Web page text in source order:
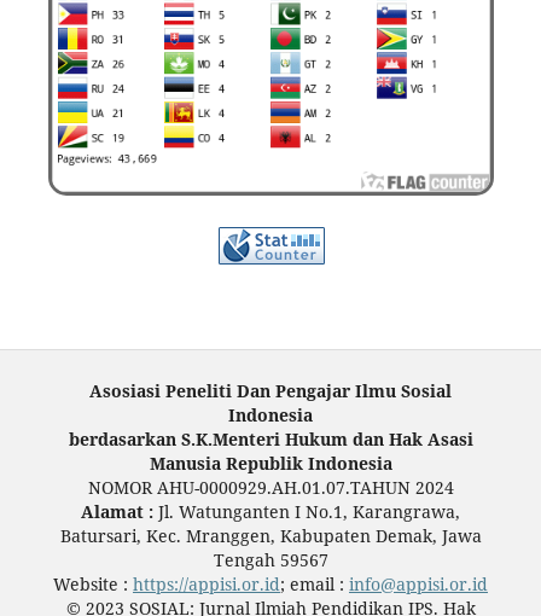
Asosiasi Peneliti Dan Pengajar Ilmu Sosial
Indonesia
berdasarkan S.K.Menteri Hukum dan Hak Asasi
Manusia Republik Indonesia
NOMOR AHU-0000929.AH.01.07.TAHUN 2024
Alamat : Jl. Watunganten I No.1, Karangrawa,
Batursari, Kec. Mranggen, Kabupaten Demak, Jawa
Tengah 59567
Website : https://appisi.or.id; email : info@appisi.or.id
© 2023 SOSIAL: Jurnal Ilmiah Pendidikan IPS. Hak